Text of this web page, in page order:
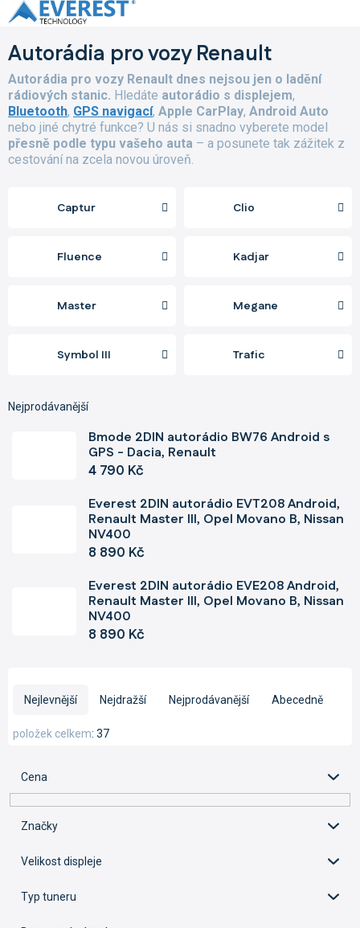
Přejít
na
Autorádia pro vozy Renault
Autorádia pro vozy Renault dnes nejsou jen o ladění
rádiových stanic. Hledáte autorádio s displejem,
Bluetooth, GPS navigací, Apple CarPlay, Android Auto
nebo jiné chytré funkce? U nás si snadno vyberete model
přesně podle typu vašeho auta – a posunete tak zážitek z
cestování na zcela novou úroveň.
Captur Clio
Fluence Kadjar
Master Megane
Symbol III Trafic
Nejprodávanější
Bmode 2DIN autorádio BW76 Android s
GPS - Dacia, Renault
4 790 Kč
Everest 2DIN autorádio EVT208 Android,
Renault Master III, Opel Movano B, Nissan
NV400
8 890 Kč
Everest 2DIN autorádio EVE208 Android,
Renault Master III, Opel Movano B, Nissan
NV400
8 890 Kč
e
r
u
Nejlevnější Nejdražší Nejprodávanější Abecedně
37
položek celkem
Cena
Značky
Velikost displeje
Typ tuneru